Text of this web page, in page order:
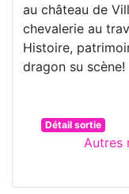
au château de
chevalerie au
Histoire,
dragon su scène!
Détail sortie
Autres